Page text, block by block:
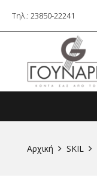
Τηλ.: 23850-22241
Αρχική SKIL